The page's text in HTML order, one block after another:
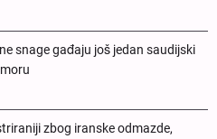
snage gađaju još jedan saudijski
zbog iranske odmazde,